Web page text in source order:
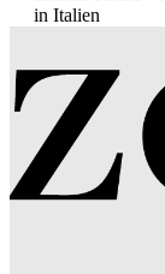
in Italien